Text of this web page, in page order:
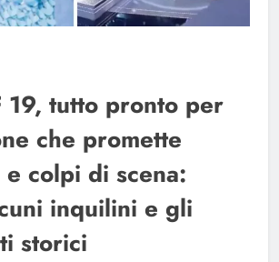
19, tutto pronto per
che promette
colpi di scena:
inquilini e gli
storici